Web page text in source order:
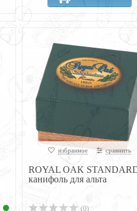
избранное сравнить
ROYAL OAK
канифоль для альта
(0)